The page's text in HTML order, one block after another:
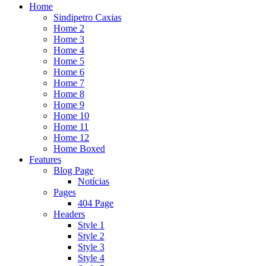
Home
Sindipetro Caxias
Home 2
Home 3
Home 4
Home 5
Home 6
Home 7
Home 8
Home 9
Home 10
Home 11
Home 12
Home Boxed
Features
Blog Page
Notícias
Pages
404 Page
Headers
Style 1
Style 2
Style 3
Style 4